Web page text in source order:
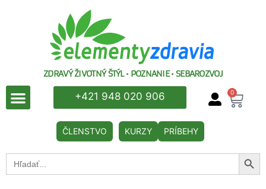
ZDRAVÝ ŽIVOTNÝ ŠTÝL • POZNANIE • SEBAROZVOJ
+421 948 020 906 0
ČLENSTVO KURZY PRÍBEHY
Search
for: